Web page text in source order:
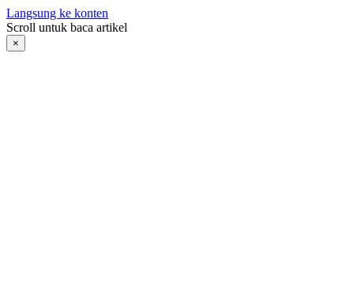
Langsung ke konten
Scroll untuk baca artikel
×